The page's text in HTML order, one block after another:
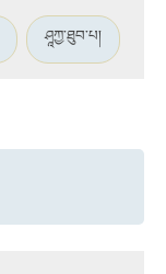
ཤཱཀྱ་ཐུབ་པ།